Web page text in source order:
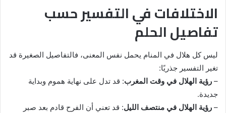
الاختلافات في التفسير حسب
تفاصيل الحلم
ليس كل هلال في المنام يحمل نفس المعنى، فالتفاصيل الصغيرة قد
تغير التفسير جذريًا:
– رؤية الهلال في وقت المغرب: قد تدل على نهاية هموم وبداية
جديدة.
– رؤية الهلال في منتصف الليل: قد تعني أن الفرح قادم بعد صبر